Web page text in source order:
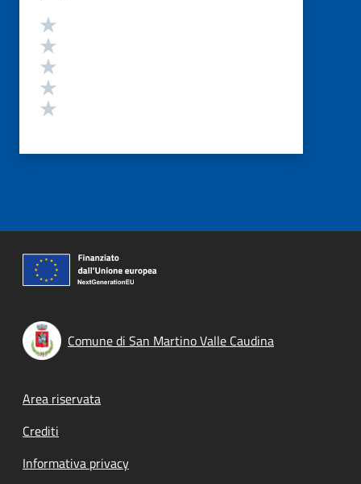
Valutazione
Comune di San Martino Valle Caudina
Footer menu
Area riservata
Crediti
Informativa privacy